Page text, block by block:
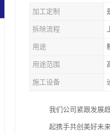
加工定制
拆除流程
用途
用途范围
施工设备
我们公司紧跟发展
起携手共创美好未